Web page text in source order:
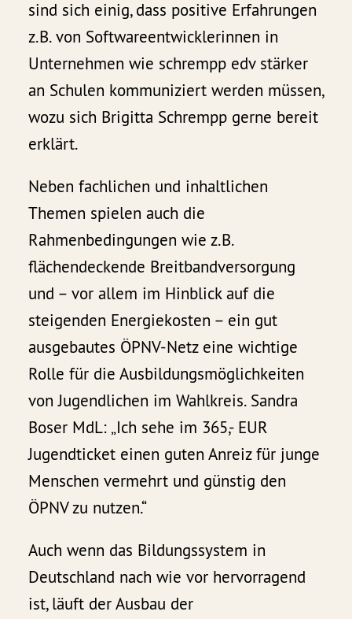
sind sich einig, dass positive Erfahrungen
z.B. von Softwareentwicklerinnen in
Unternehmen wie schrempp edv stärker
an Schulen kommuniziert werden müssen,
wozu sich Brigitta Schrempp gerne bereit
erklärt.
Neben fachlichen und inhaltlichen
Themen spielen auch die
Rahmenbedingungen wie z.B.
flächendeckende Breitbandversorgung
und – vor allem im Hinblick auf die
steigenden Energiekosten – ein gut
ausgebautes ÖPNV-Netz eine wichtige
Rolle für die Ausbildungsmöglichkeiten
von Jugendlichen im Wahlkreis. Sandra
Boser MdL: „Ich sehe im 365,- EUR
Jugendticket einen guten Anreiz für junge
Menschen vermehrt und günstig den
ÖPNV zu nutzen.“
Auch wenn das Bildungssystem in
Deutschland nach wie vor hervorragend
ist, läuft der Ausbau der